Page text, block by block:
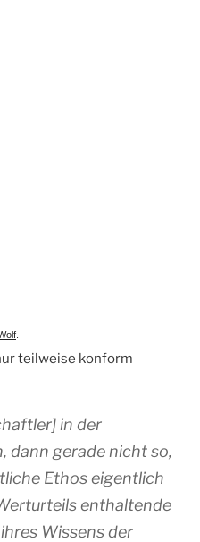
teilweise konform
in der
dann gerade nicht so,
Ethos eigentlich
enthaltende
Wissens der